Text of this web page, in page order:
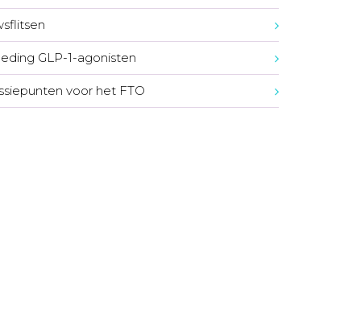
GLP-1-agonisten
voor het FTO